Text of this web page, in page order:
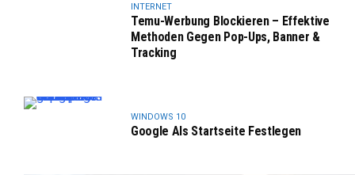
INTERNET
Temu-Werbung Blockieren – Effektive
Methoden Gegen Pop-Ups, Banner &
Tracking
WINDOWS 10
Google Als Startseite Festlegen